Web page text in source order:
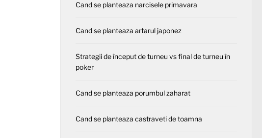
Cand se planteaza narcisele primavara
Cand se planteaza artarul japonez
Strategii de început de turneu vs final de turneu în
poker
Cand se planteaza porumbul zaharat
Cand se planteaza castraveti de toamna